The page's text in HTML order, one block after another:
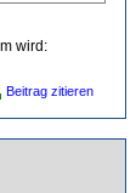
wird:
Beitrag zitieren